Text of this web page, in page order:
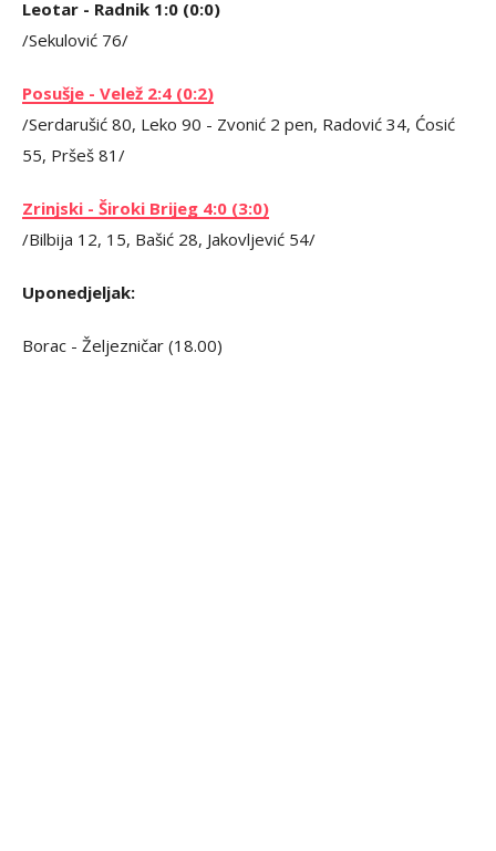
Leotar - Radnik 1:0 (0:0)
/Sekulović 76/
Posušje - Velež 2:4 (0:2)
/Serdarušić 80, Leko 90 - Zvonić 2 pen, Radović 34, Ćosić
55, Pršeš 81/
Zrinjski - Široki Brijeg 4:0 (3:0)
/Bilbija 12, 15, Bašić 28, Jakovljević 54/
Uponedjeljak:
Borac - Željezničar (18.00)